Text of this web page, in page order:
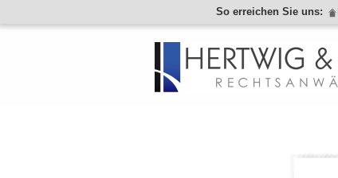
So erreichen Sie uns: